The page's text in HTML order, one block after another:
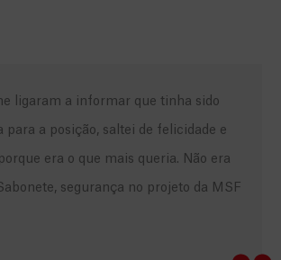
ligaram a informar que tinha sido
para a posição, saltei de felicidade e
era o que mais queria. Não era
segurança no projeto da MSF